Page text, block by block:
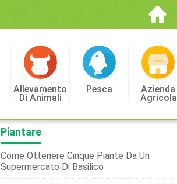
Allevamento
Di Animali
Pesca Azienda
Agricola
Piantare
Come Ottenere Cinque Piante Da Un
Supermercato Di Basilico